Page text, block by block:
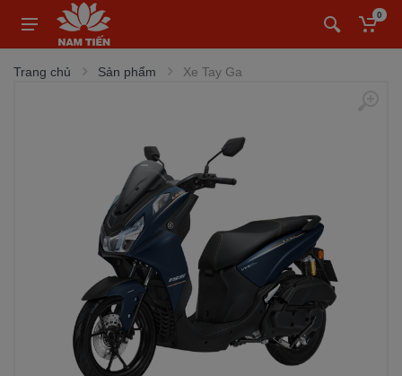
0
Trang chủ Sản phẩm Xe Tay Ga